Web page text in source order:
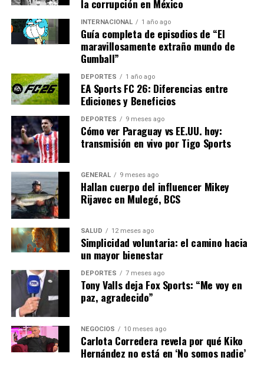
Mirando Hacia el Futuro
La actual crisis energética puede servir como un
evaluando medidas a corto y largo plazo para asegurar
un suministro energético estable y sostenible. Esto
incluye negociaciones para aumentar las importaciones
de gas natural licuado (GNL) de otros países y el
fortalecimiento de las redes eléctricas transfronterizas.
En conclusión, aunque la crisis energética representa un
desafío significativo, también ofrece una oportunidad
para que Europa refuerce su compromiso con la
sostenibilidad y la seguridad energética. Las decisiones
que se tomen en los próximos meses serán cruciales
para determinar el futuro energético del continente.
SIGUIENTE
Aumento del Costo de Vida Preocupa a Familias en
España
ANTERIOR
Crisis política en Perú: Presidente enfrenta nuevas
acusaciones
la corrupción en México
INTERNACIONAL 1 año ago
Guía completa de episodios de “El
maravillosamente extraño mundo de
Gumball”
DEPORTES 1 año ago
EA Sports FC 26: Diferencias entre
Ediciones y Beneficios
DEPORTES 9 meses ago
Cómo ver Paraguay vs EE.UU. hoy:
transmisión en vivo por Tigo Sports
GENERAL 9 meses ago
Hallan cuerpo del influencer Mikey
Rijavec en Mulegé, BCS
SALUD 12 meses ago
Simplicidad voluntaria: el camino hacia
un mayor bienestar
DEPORTES 7 meses ago
Tony Valls deja Fox Sports: “Me voy en
paz, agradecido”
NEGOCIOS 10 meses ago
Carlota Corredera revela por qué Kiko
Hernández no está en ‘No somos nadie’